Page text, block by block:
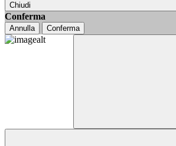
Chiudi
Conferma
Annulla Conferma